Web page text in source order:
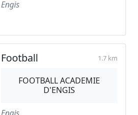
Engis
Football 1.7 km
FOOTBALL ACADEMIE
D'ENGIS